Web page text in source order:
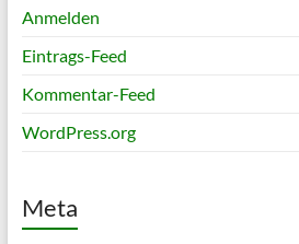
Anmelden
Eintrags-Feed
Kommentar-Feed
WordPress.org
Meta